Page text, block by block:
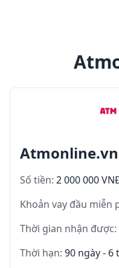
Số tiền: 2 000 000
Khoản vay đầu miễn
Thời gian nhận được:
Thời hạn: 90 ngày - 6